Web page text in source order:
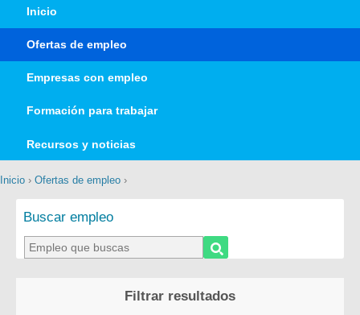
Inicio
Ofertas de empleo
Empresas con empleo
Formación para trabajar
Recursos y noticias
Inicio › Ofertas de empleo ›
Buscar empleo
Filtrar resultados